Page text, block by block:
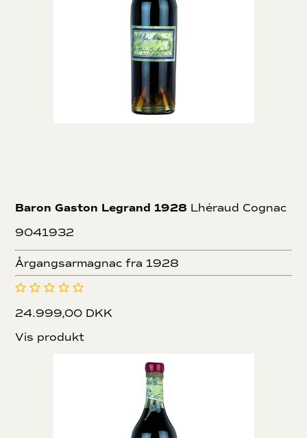
Baron Gaston Legrand 1928 Lhéraud Cognac
9041932
Årgangsarmagnac fra 1928
24.999,00 DKK
Vis produkt